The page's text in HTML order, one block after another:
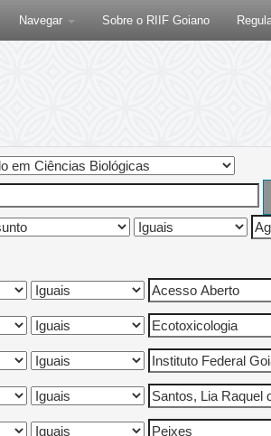
Navegar Sobre o RIIF Goiano